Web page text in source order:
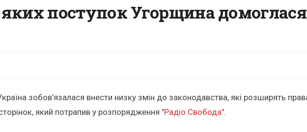
поступок Угорщина
зобов’язалася внести низку змін до законодавства, які розширять
який потрапив у розпорядження "Радіо Свобода".